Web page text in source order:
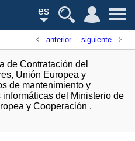
es
anterior siguiente
de Contratación del
Unión Europea y
de mantenimiento y
del Ministerio de
y Cooperación .